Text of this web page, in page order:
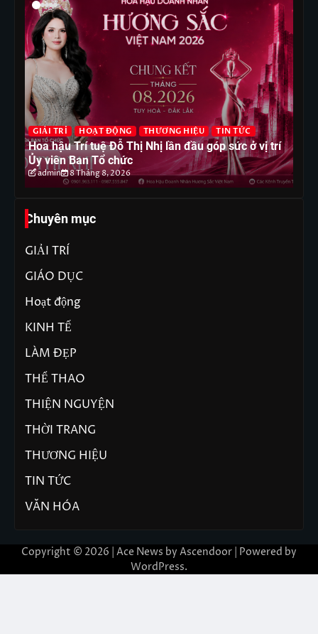
GIẢI TRÍ HOẠT ĐỘNG THƯƠNG HIỆU TIN TỨC
Hoa hậu Trí tuệ Đỗ Thị Nhị lần đầu góp sức ở vị trí
Ủy viên Ban Tổ chức
admin 8 Tháng 8, 2026
Chuyên mục
GIẢI TRÍ
GIÁO DỤC
Hoạt động
KINH TẾ
LÀM ĐẸP
THỂ THAO
THIỆN NGUYỆN
THỜI TRANG
THƯƠNG HIỆU
TIN TỨC
VĂN HÓA
Copyright © 2026 | Ace News by Ascendoor | Powered by
WordPress.